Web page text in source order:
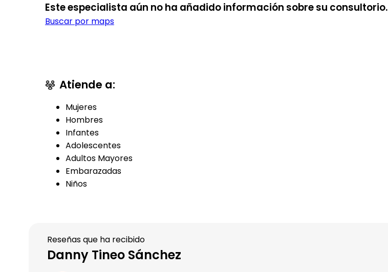
Este especialista aún no ha añadido información sobre su consultorio.
Buscar por maps
Atiende a:
Mujeres
Hombres
Infantes
Adolescentes
Adultos Mayores
Embarazadas
Niños
Reseñas que ha recibido
Danny Tineo Sánchez